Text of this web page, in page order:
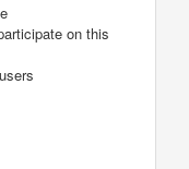
on this